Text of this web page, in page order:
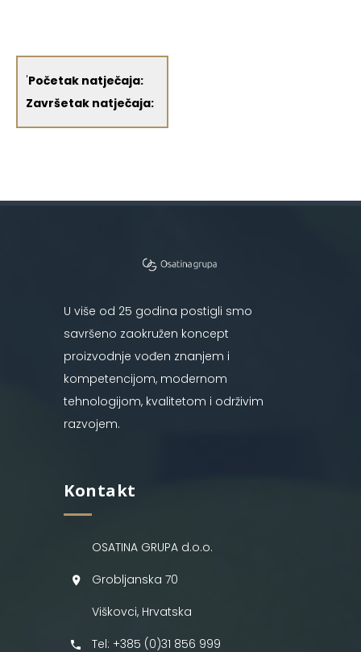
'Početak natječaja:
Završetak natječaja:
U više od 25 godina postigli smo
savršeno zaokružen koncept
proizvodnje vođen znanjem i
kompetencijom, modernom
tehnologijom, kvalitetom i održivim
razvojem.
Kontakt
OSATINA GRUPA d.o.o.
Grobljanska 70
Viškovci, Hrvatska
Tel: +385 (0)31 856 999